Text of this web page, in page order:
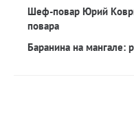
Шеф-повар Юрий
повара
Баранина на мангале: